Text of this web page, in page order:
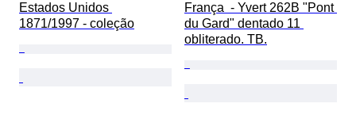
Estados Unidos
1871/1997 - coleção
França  - Yvert 262B "Pont
du Gard" dentado 11
obliterado. TB.